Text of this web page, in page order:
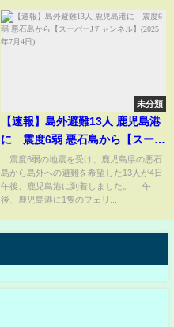
を使えば和らぎます。
未分類
【速報】島外避難13人 鹿児島港
に 震度6弱 悪石島から【スーパ
ーJチャンネル】(2025年7月4日)
震度6弱の地震を受け、鹿児島県の悪石
島から島外への避難を希望した13人が4日
午後、鹿児島港に到着しました。 午
後、鹿児島港に1隻のフェリ...